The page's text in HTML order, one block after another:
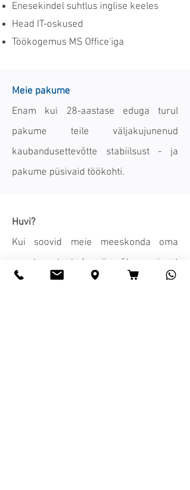
Enesekindel suhtlus inglise keeles
Head IT-oskused
Töökogemus MS Office'iga
Meie pakume
Enam kui 28-aastase eduga turul
pakume teile väljakujunenud
kaubandusettevõtte stabiilsust - ja
pakume püsivaid töökohti.
Huvi?
Kui soovid meie meeskonda oma
annetega toetada, siis võtame sinust
hea meelega kuulda.